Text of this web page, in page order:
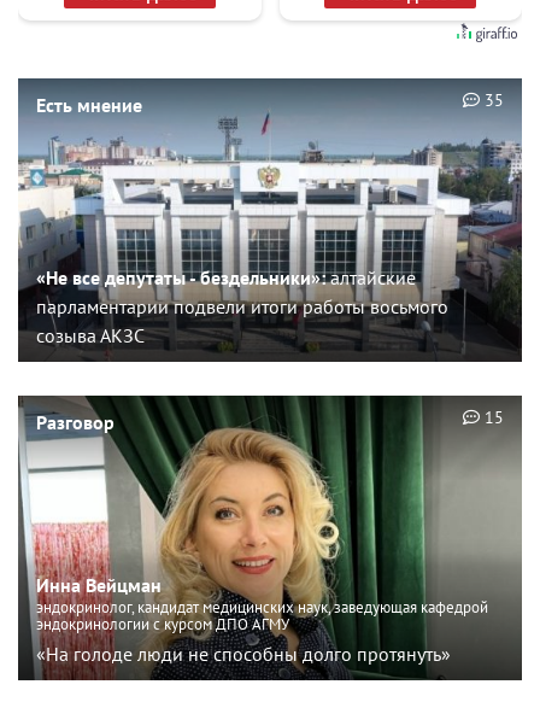
Есть мнение
«Не все депутаты - бездельники»:алтайские
парламентарии подвели итоги работы восьмого
созыва АКЗС
35
Разговор
Инна Вейцман
эндокринолог, кандидат медицинских наук, заведующая кафедрой
эндокринологии с курсом ДПО АГМУ
«На голоде люди не способны долго протянуть»
15